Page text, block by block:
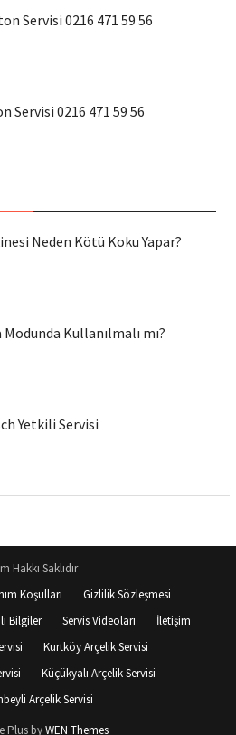
Servisi 0216 471 59 56
Servisi 0216 471 59 56
Neden Kötü Koku Yapar?
Kullanılmalı mı?
Yetkili Servisi
Hakkı Saklıdır
Koşulları
Gizlilik Sözleşmesi
Bilgiler Servis Videoları
İletişim
Kurtköy Arçelik Servisi
Küçükyalı Arçelik Servisi
Arçelik Servisi
Plus byWEN Themes